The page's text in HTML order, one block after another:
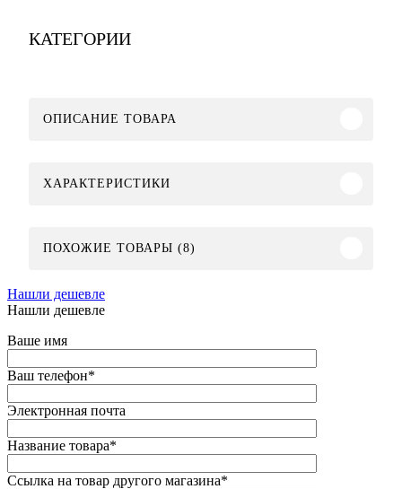
КАТЕГОРИИ
ОПИСАНИЕ ТОВАРА
ХАРАКТЕРИСТИКИ
ПОХОЖИЕ ТОВАРЫ (8)
Нашли дешевле
Нашли дешевле
Ваше имя
Ваш телефон*
Электронная почта
Название товара*
Ссылка на товар другого магазина*